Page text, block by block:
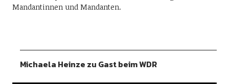
Mandantinnen und Mandanten.
Michaela Heinze zu Gast beim WDR